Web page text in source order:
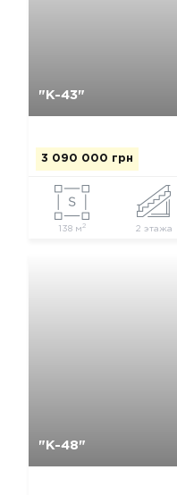
"К-43"
3 090 000 грн
138 м2 2 этажа
"К-48"